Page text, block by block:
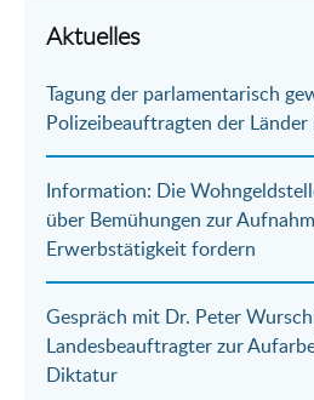
per
Mail
auf
Aktuelles
Tagung der parlamentarisch
Polizeibeauftragten der Länder
Information: Die
über Bemühungen zur
Erwerbstätigkeit fordern
Gespräch mit Dr. Peter
Landesbeauftragter zur
Diktatur